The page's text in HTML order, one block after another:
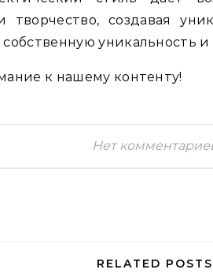
творчество, создавая
уникальность и
к нашему контенту!
Нет
RELATED POSTS